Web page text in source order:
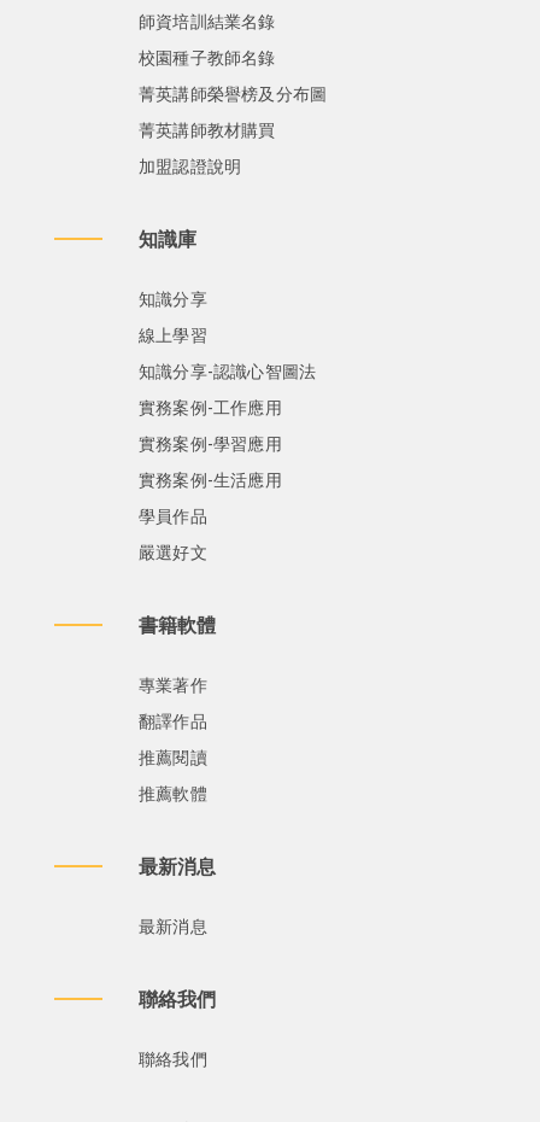
師資培訓結業名錄
校園種子教師名錄
菁英講師榮譽榜及分布圖
菁英講師教材購買
加盟認證說明
知識庫
知識分享
線上學習
知識分享-認識心智圖法
實務案例-工作應用
實務案例-學習應用
實務案例-生活應用
學員作品
嚴選好文
書籍軟體
專業著作
翻譯作品
推薦閱讀
推薦軟體
最新消息
最新消息
聯絡我們
聯絡我們